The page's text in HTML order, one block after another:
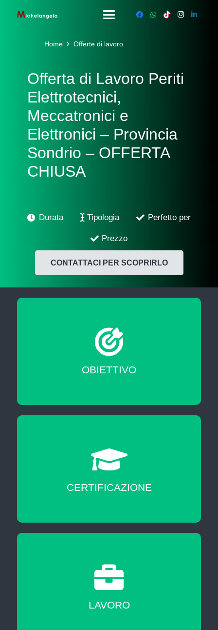
Home Offerte di lavoro
Offerta di Lavoro Periti
Elettrotecnici,
Meccatronici e
Elettronici – Provincia
Sondrio – OFFERTA
CHIUSA
Durata Tipologia Perfetto per
Prezzo
CONTATTACI PER SCOPRIRLO
OBIETTIVO
Migliorare le tue skill professionali
CERTIFICAZIONE
LAVORO
A fine corso sarai messo in contatto con